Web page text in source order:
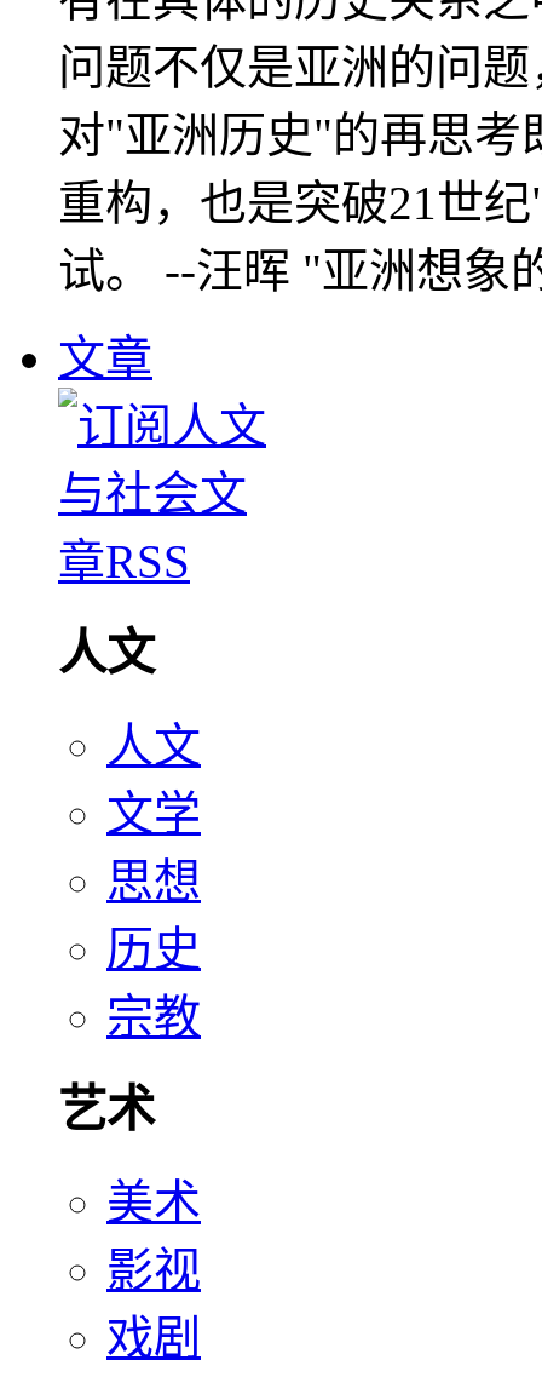
问题不仅是亚洲的问
对"亚洲历史"的再思考
重构，也是突破21世
试。 --汪晖 "亚洲想象
文章
人文
人文
文学
思想
历史
宗教
艺术
美术
影视
戏剧